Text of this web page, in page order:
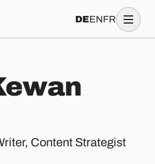
DEENFR
ewan
Content Strategist